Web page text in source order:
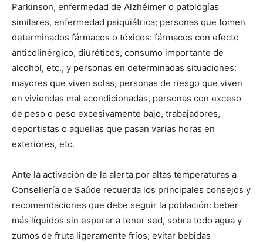
Parkinson, enfermedad de Alzhéimer o patologías
similares, enfermedad psiquiátrica; personas que tomen
determinados fármacos o tóxicos: fármacos con efecto
anticolinérgico, diuréticos, consumo importante de
alcohol, etc.; y personas en determinadas situaciones:
mayores que viven solas, personas de riesgo que viven
en viviendas mal acondicionadas, personas con exceso
de peso o peso excesivamente bajo, trabajadores,
deportistas o aquellas que pasan varias horas en
exteriores, etc.
Ante la activación de la alerta por altas temperaturas a
Consellería de Saúde recuerda los principales consejos y
recomendaciones que debe seguir la población: beber
más líquidos sin esperar a tener sed, sobre todo agua y
zumos de fruta ligeramente fríos; evitar bebidas